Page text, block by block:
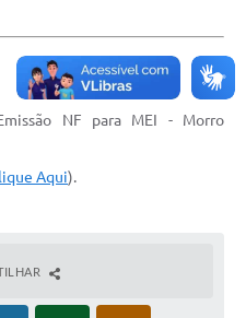
NF para MEI - Morro
Aqui).